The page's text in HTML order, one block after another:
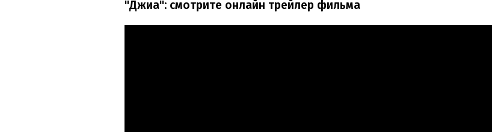
"Джиа": смотрите онлайн трейлер фильма